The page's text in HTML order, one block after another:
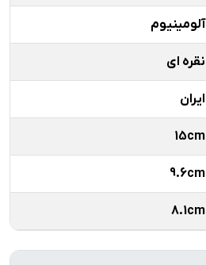
آلومینیوم
نقره ای
ایران
15cm
9.6cm
8.1cm